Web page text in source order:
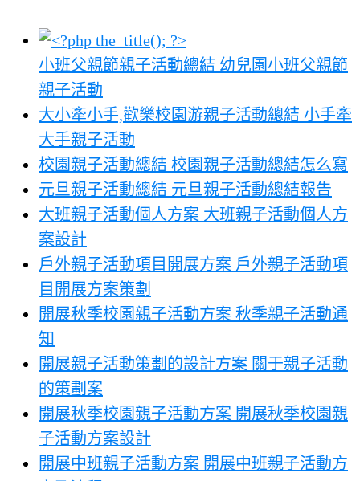
小班父親節親子活動總結 幼兒園小班父親節
親子活動
大小牽小手,歡樂校園游親子活動總結 小手牽
大手親子活動
校園親子活動總結 校園親子活動總結怎么寫
元旦親子活動總結 元旦親子活動總結報告
大班親子活動個人方案 大班親子活動個人方
案設計
戶外親子活動項目開展方案 戶外親子活動項
目開展方案策劃
開展秋季校園親子活動方案 秋季親子活動通
知
開展親子活動策劃的設計方案 關于親子活動
的策劃案
開展秋季校園親子活動方案 開展秋季校園親
子活動方案設計
開展中班親子活動方案 開展中班親子活動方